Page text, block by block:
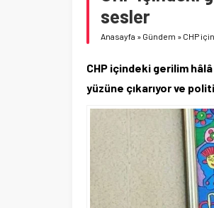
sesler
Anasayfa » Gündem » CHP
CHP içindeki gerilim
yüzüne çıkarıyor ve